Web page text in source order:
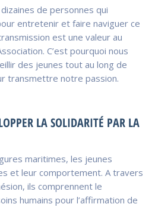
de personnes qui
entretenir et faire naviguer ce
est une valeur au
C’est pourquoi nous
des jeunes tout au long de
transmettre notre passion.
LA SOLIDARITÉ PAR LA
maritimes, les jeunes
et leur comportement. A travers
ils comprennent le
humains pour l’affirmation de